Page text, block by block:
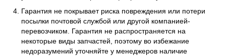
Гарантия не покрывает риска повреждения или потери
посылки почтовой службой или другой компанией-
перевозчиком. Гарантия не распространяется на
некоторые виды запчастей, поэтому во избежание
недоразумений уточняйте у менеджеров наличие